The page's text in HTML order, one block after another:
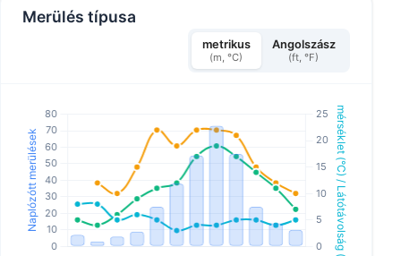
Merülés típusa
metrikus
(m, °C)
Angolszász
(ft, °F)